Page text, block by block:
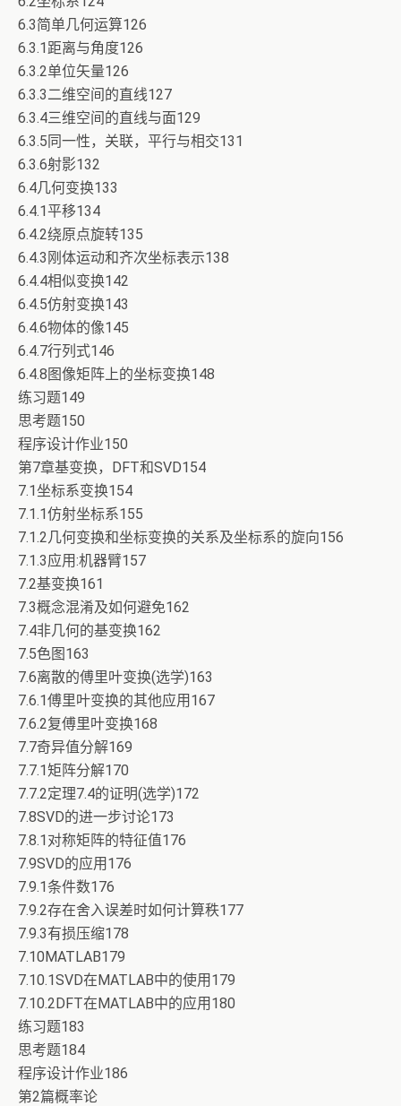
6.3简单几何运算126
6.3.1距离与角度126
6.3.2单位矢量126
6.3.3二维空间的直线127
6.3.4三维空间的直线与面129
6.3.5同一性，关联，平行与相交131
6.3.6射影132
6.4几何变换133
6.4.1平移134
6.4.2绕原点旋转135
6.4.3刚体运动和齐次坐标表示138
6.4.4相似变换142
6.4.5仿射变换143
6.4.6物体的像145
6.4.7行列式146
6.4.8图像矩阵上的坐标变换148
练习题149
思考题150
程序设计作业150
第7章基变换，DFT和SVD154
7.1坐标系变换154
7.1.1仿射坐标系155
7.1.2几何变换和坐标变换的关系及坐标系的旋向156
7.1.3应用:机器臂157
7.2基变换161
7.3概念混淆及如何避免162
7.4非几何的基变换162
7.5色图163
7.6离散的傅里叶变换(选学)163
7.6.1傅里叶变换的其他应用167
7.6.2复傅里叶变换168
7.7奇异值分解169
7.7.1矩阵分解170
7.7.2定理7.4的证明(选学)172
7.8SVD的进一步讨论173
7.8.1对称矩阵的特征值176
7.9SVD的应用176
7.9.1条件数176
7.9.2存在舍入误差时如何计算秩177
7.9.3有损压缩178
7.10MATLAB179
7.10.1SVD在MATLAB中的使用179
7.10.2DFT在MATLAB中的应用180
练习题183
思考题184
程序设计作业186
第2篇概率论